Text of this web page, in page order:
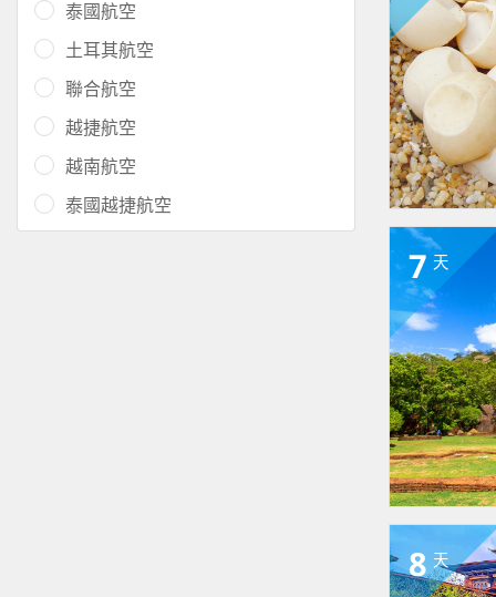
泰國航空
土耳其航空
聯合航空
越捷航空
越南航空
泰國越捷航空
7 天
8 天